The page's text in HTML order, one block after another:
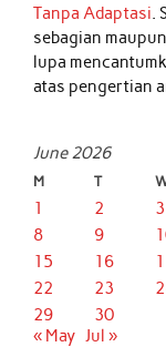
Tanpa Adaptasi
sebagian
lupa
atas pengertian
June 2026
M T
1 2 3
8
9
15
16
22
23
29
30
« May Jul »